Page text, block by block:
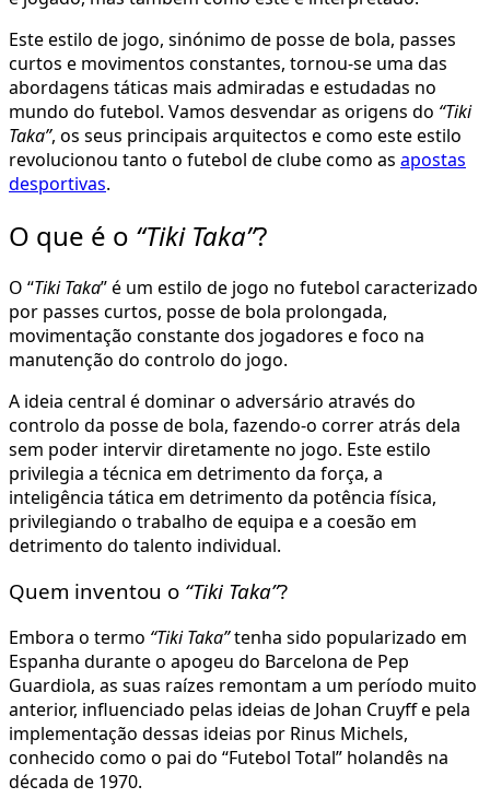
Este estilo de jogo, sinónimo de posse de bola, passes
curtos e movimentos constantes, tornou-se uma das
abordagens táticas mais admiradas e estudadas no
mundo do futebol. Vamos desvendar as origens do “Tiki
Taka”, os seus principais arquitectos e como este estilo
revolucionou tanto o futebol de clube como as apostas
desportivas.
O que é o “Tiki Taka”?
O “Tiki Taka” é um estilo de jogo no futebol caracterizado
por passes curtos, posse de bola prolongada,
movimentação constante dos jogadores e foco na
manutenção do controlo do jogo.
A ideia central é dominar o adversário através do
controlo da posse de bola, fazendo-o correr atrás dela
sem poder intervir diretamente no jogo. Este estilo
privilegia a técnica em detrimento da força, a
inteligência tática em detrimento da potência física,
privilegiando o trabalho de equipa e a coesão em
detrimento do talento individual.
Quem inventou o “Tiki Taka”?
Embora o termo “Tiki Taka”tenha sido popularizado em
Espanha durante o apogeu do Barcelona de Pep
Guardiola, as suas raízes remontam a um período muito
anterior, influenciado pelas ideias de Johan Cruyff e pela
implementação dessas ideias por Rinus Michels,
conhecido como o pai do “Futebol Total” holandês na
década de 1970.